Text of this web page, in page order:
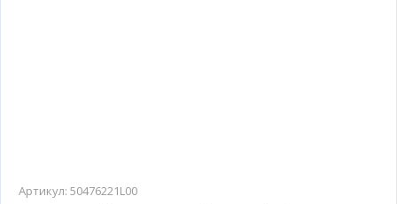
Артикул: 50476221L00